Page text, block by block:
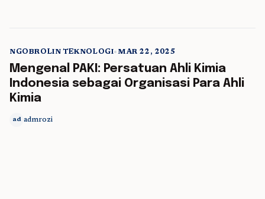
5 min read
NGOBROLIN TEKNOLOGI•MAR 22, 2025
Mengenal PAKI: Persatuan Ahli Kimia
Indonesia sebagai Organisasi Para Ahli
Kimia
ad admrozi